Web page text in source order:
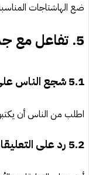
ضع الهاشتاجات
5. تفاعل مع
5.1شجع الناس
اطلب من الناس أن
5.2 رد على